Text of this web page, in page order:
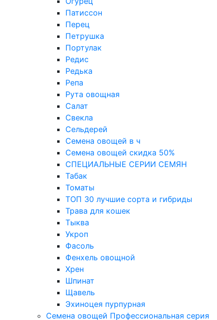
Патиссон
Перец
Петрушка
Портулак
Редис
Редька
Репа
Рута овощная
Салат
Свекла
Сельдерей
Семена овощей в ч
Семена овощей скидка 50%
СПЕЦИАЛЬНЫЕ СЕРИИ СЕМЯН
Табак
Томаты
ТОП 30 лучшие сорта и гибриды
Трава для кошек
Тыква
Укроп
Фасоль
Фенхель овощной
Хрен
Шпинат
Щавель
Эхиноцея пурпурная
Семена овощей Профессиональная серия